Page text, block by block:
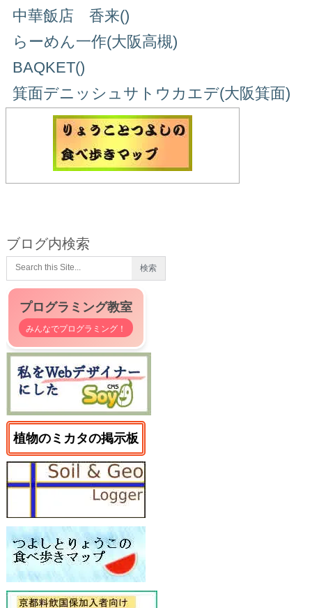
中華飯店 香来()
らーめん一作(大阪高槻)
BAQKET()
箕面デニッシュサトウカエデ(大阪箕面)
ブログ内検索
プログラミング教室
みんなでプログラミング！
植物のミカタの掲示板